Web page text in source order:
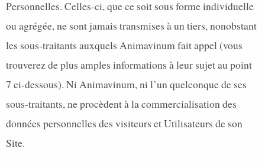
Personnelles. Celles-ci, que ce soit sous forme individuelle
ou agrégée, ne sont jamais transmises à un tiers, nonobstant
les sous-traitants auxquels Animavinum fait appel (vous
trouverez de plus amples informations à leur sujet au point
7 ci-dessous). Ni Animavinum, ni l’un quelconque de ses
sous-traitants, ne procèdent à la commercialisation des
données personnelles des visiteurs et Utilisateurs de son
Site.